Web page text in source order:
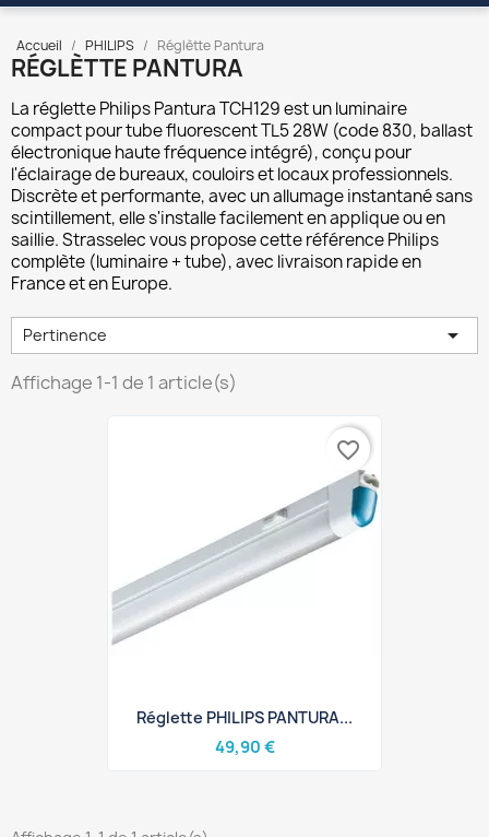
Accueil PHILIPS Réglètte Pantura
RÉGLÈTTE PANTURA
La réglette Philips Pantura TCH129est un luminaire
compact pour tube fluorescent TL5 28W (code 830, ballast
électronique haute fréquence intégré), conçu pour
l'éclairage de bureaux, couloirs et locaux professionnels.
Discrète et performante, avec un allumage instantané sans
scintillement, elle s'installe facilement en applique ou en
saillie. Strasselec vous propose cette référence Philips
complète (luminaire + tube), avec livraison rapide en
France et en Europe.
Pertinence 
Affichage 1-1 de 1 article(s)
Réglette PHILIPS PANTURA...
49,90 €
favorite_border